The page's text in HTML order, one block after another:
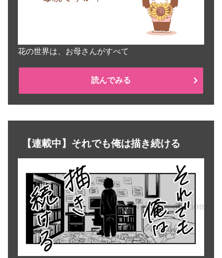
花の世界は、お母さんがすべて
読んでみる
【連載中】それでも俺は描き続ける